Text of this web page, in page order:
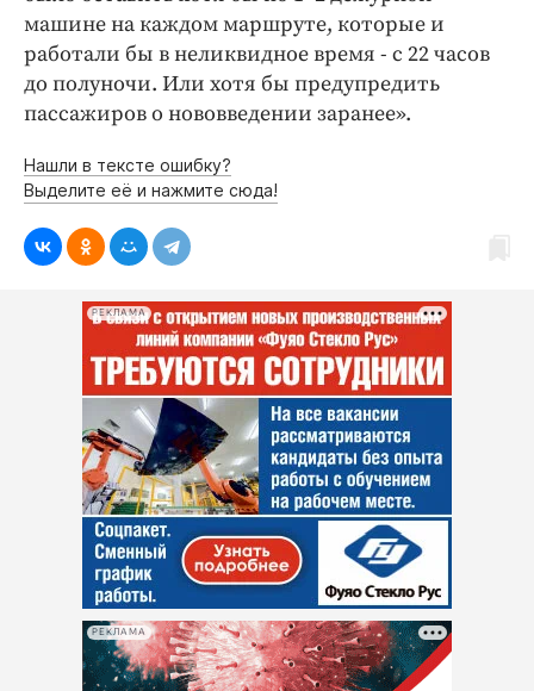
машине на каждом маршруте, которые и
работали бы в неликвидное время - с 22 часов
до полуночи. Или хотя бы предупредить
пассажиров о нововведении заранее».
Нашли в тексте ошибку?
Выделите её и нажмите сюда!
РЕКЛАМА
РЕКЛАМА